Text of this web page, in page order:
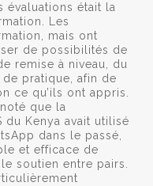
évaluations était la
Les
mais ont
de possibilités de
remise à niveau, du
pratique, afin de
ce qu’ils ont appris.
que la
du Kenya avait utilisé
dans le passé,
et efficace de
soutien entre pairs.